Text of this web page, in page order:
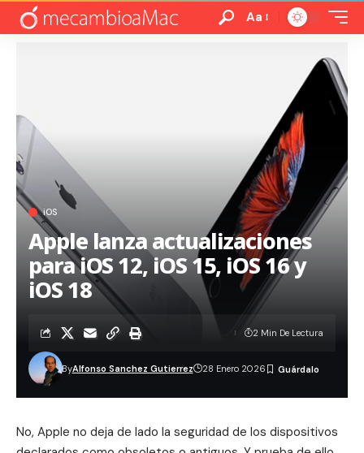
Aa
iOS
Apple lanza actualizaciones
para iOS 12, iOS 15, iOS 16 y
iOS 18
ByAlfonso Sanchez Gutierrez 28 Enero 2026
2 Min De Lectura
No, Apple no deja de lado la seguridad de los dispositivos